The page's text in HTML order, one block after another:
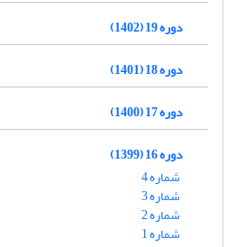
دوره 19 (1402)
دوره 18 (1401)
دوره 17 (1400)
دوره 16 (1399)
شماره 4
شماره 3
شماره 2
شماره 1